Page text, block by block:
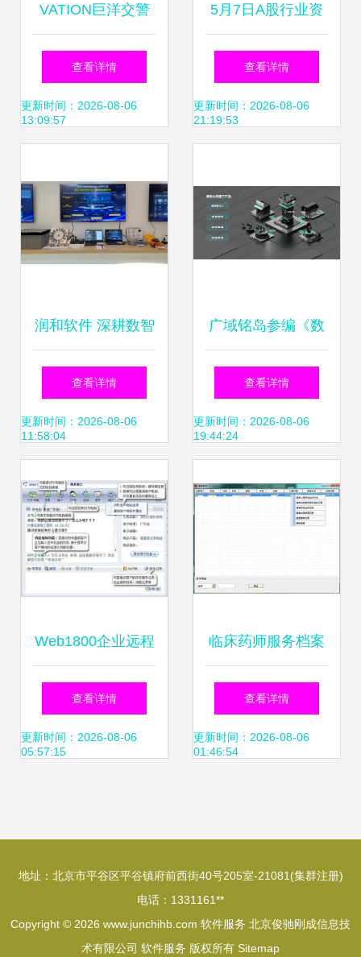
VATION巨洋交警
可视化解决方案解
析 智能管‌控与软件
查看详情
更新时间：2026-08-06
13:09:57
5月7日A股行业资
金流向解析 大消费
防御性凸显，科技
查看详情
更新时间：2026-08-06
21:19:53
润和软件 深耕数智
科技，赋能行业未
来
查看详情
更新时间：2026-08-06
11:58:04
广域铭岛参编《数
智化供应链参考架
构》标准正式发
服务新高度
查看详情
更新时间：2026-08-06
19:44:24
Web1800企业远程
服务软件3.1 重塑
高效、安全的企业
查看详情
更新时间：2026-08-06
05:57:15
临床药师服务档案
管理高性价比软件
推荐
查看详情
更新时间：2026-08-06
01:46:54
地址：北京市平谷区平谷镇府前西街40号205室-21081(集群注册)
电话：1331161**
Copyright © 2026 www.junchihb.com 软件服务 北京俊驰刚成信息技
术有限公司 软件服务 版权所有 Sitemap